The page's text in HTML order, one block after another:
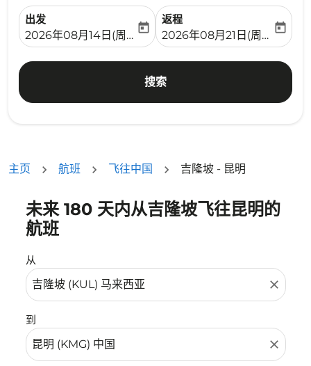
出发
fc-booking-departure-date-aria-label
2026年08月14日(周五)
today
返程
fc-booking-return-date-
2026年08月21日(周五)
today
搜索
主页 航班 飞往中国 吉隆坡 - 昆明
未来 180 天内从吉隆坡飞往昆明的
航班
从
close
到
close
没有符合您的筛选条件的机票。请调整您的筛选条件。